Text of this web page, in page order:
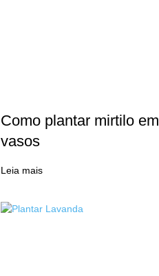
Como plantar mirtilo em
vasos
Leia mais